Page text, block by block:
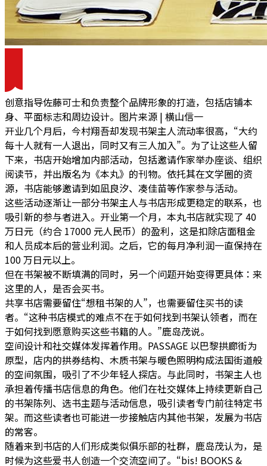
创意指导佐藤可士和负责整个品牌形象的打造，包括店铺本
身、平面标志和周边设计。图片来源 | 横山信一
开业几个月后，今村翔吾却发现书架主人流动率很高，“大约
每十人就有一人退出，同时又有三人加入”。 为了让这些人留
下来，书店开始增加内部活动，包括邀请作家举办座谈、组织
阅读节，并出版名为《本丸》的刊物。 依托其在文学圈的资
源，书店能够邀请到如凪良汐、凑佳苗等作家参与活动。
这些活动逐渐让一部分书架主人与书店形成更稳定的联系，也
吸引新的参与者进入。开业第一个月，本丸书店就实现了 40
万日元（约合 17000 元人民币）的盈利，这是扣除店面租金
和人员成本后的营业利润。之后，它的每月净利润一直保持在
100 万日元以上。
但在书架被不断填满的同时，另一个问题开始变得更具体：来
这里的人，是否会买书。
共享书店需要留住“想租书架的人”，也需要留住买书的读
者。“这种书店模式的难点不在于如何找到书架认领者，而在
于如何找到愿意购买这些书籍的人。”鹿岛茂说。
空间设计和社交媒体发挥着作用。PASSAGE 以巴黎拱廊街为
原型，店内的拱券结构、木质书架与暖色照明构成法国街道般
的空间氛围，吸引了不少年轻人探店。与此同时，书架主人也
承担着传播书店信息的角色。他们在社交媒体上持续更新自己
的书架陈列、选书主题与活动信息，吸引读者专门前往特定书
架。而这些读者也可能进一步接触店内其他书架，发展为书店
的常客。
随着来到书店的人们形成类似俱乐部的社群，鹿岛茂认为， 是
时候为这些爱书人创造一个交流空间了。 “bis! BOOKS &